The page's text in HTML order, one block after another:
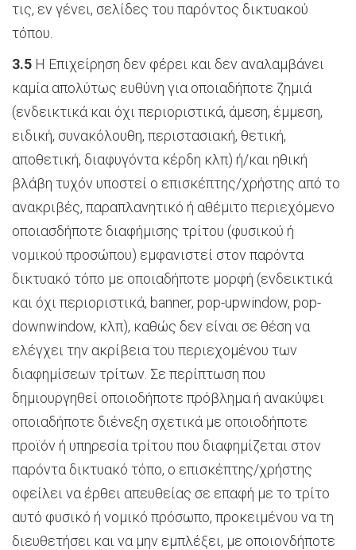
τις, εν γένει, σελίδες του παρόντος δικτυακού
τόπου.
3.5 Η Επιχείρηση δεν φέρει και δεν αναλαμβάνει
καμία απολύτως ευθύνη για οποιαδήποτε ζημιά
(ενδεικτικά και όχι περιοριστικά, άμεση, έμμεση,
ειδική, συνακόλουθη, περιστασιακή, θετική,
αποθετική, διαφυγόντα κέρδη κλπ) ή/και ηθική
βλάβη τυχόν υποστεί ο επισκέπτης/χρήστης από το
ανακριβές, παραπλανητικό ή αθέμιτο περιεχόμενο
οποιασδήποτε διαφήμισης τρίτου (φυσικού ή
νομικού προσώπου) εμφανιστεί στον παρόντα
δικτυακό τόπο με οποιαδήποτε μορφή (ενδεικτικά
και όχι περιοριστικά, banner, pop-upwindow, pop-
downwindow, κλπ), καθώς δεν είναι σε θέση να
ελέγχει την ακρίβεια του περιεχομένου των
διαφημίσεων τρίτων. Σε περίπτωση που
δημιουργηθεί οποιοδήποτε πρόβλημα ή ανακύψει
οποιαδήποτε διένεξη σχετικά με οποιοδήποτε
προϊόν ή υπηρεσία τρίτου που διαφημίζεται στον
παρόντα δικτυακό τόπο, ο επισκέπτης/χρήστης
οφείλει να έρθει απευθείας σε επαφή με το τρίτο
αυτό φυσικό ή νομικό πρόσωπο, προκειμένου να τη
διευθετήσει και να μην εμπλέξει, με οποιονδήποτε